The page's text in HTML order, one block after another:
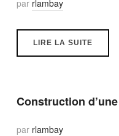
par rlambay
LIRE LA SUITE
Construction
par rlambay